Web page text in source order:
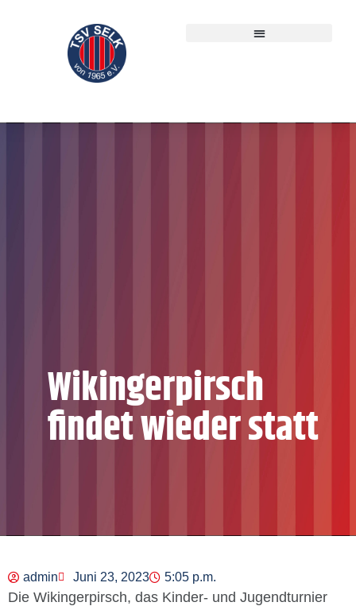
Wikingerpirsch
findet wieder statt
admin Juni 23, 2023 5:05 p.m.
Die Wikingerpirsch, das Kinder- und Jugendturnier